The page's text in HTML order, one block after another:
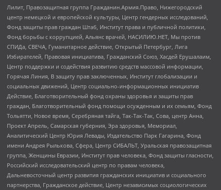
Лилит, Правозащитная группа Гражданин.Армия.Право, Нижегородский
центр немецкой и европейской культуры, Центр гендерных исследований,
Фонд защиты прав граждан Штаб, Институт права и публичной политики,
Фонд борьбы с коррупцией, Альянс врачей, НАСИЛИЮ.НЕТ, Мы против
СПИДа, СВЕЧА, Гуманитарное действие, Открытый Петербург, Лига
Избирателей, Правовая инициатива, Гражданский Союз, Хасдей Ерушалаим,
Центр поддержки и содействия развитию средств массовой информации,
Горячая Линия, В защиту прав заключенных, Институт глобализации и
социальных движений, Центр социально-информационных инициатив
Действие, Благотворительный фонд охраны здоровья и защиты прав
граждан, Благотворительный фонд помощи осужденным и их семьям, Фонд
Тольятти, Новое время, Серебряная тайга, Так-Так-Так, Сова, центр Анна,
Проект Апрель, Самарская губерния, Эра здоровья, Мемориал,
Аналитический Центр Юрия Левады, Издательство Парк Гагарина, Фонд
имени Андрея Рылькова, Сфера, Центр СИБАЛЬТ, Уральская правозащитная
группа, Женщины Евразии, Институт прав человека, Фонд защиты гласности,
Российский исследовательский центр по правам человека,
Дальневосточный центр развития гражданских инициатив и социального
партнерства, Гражданское действие, Центр независимых социологических